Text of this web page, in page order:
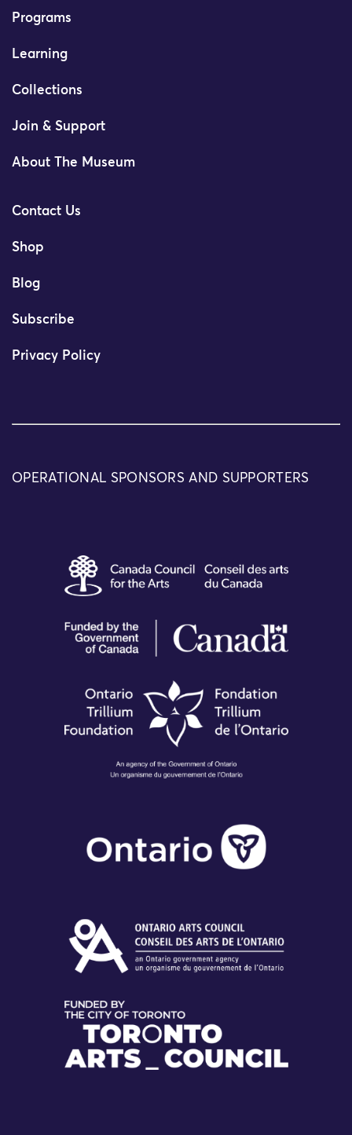
Programs
Learning
Collections
Join & Support
About The Museum
Contact Us
Shop
Blog
Subscribe
Privacy Policy
OPERATIONAL SPONSORS AND SUPPORTERS